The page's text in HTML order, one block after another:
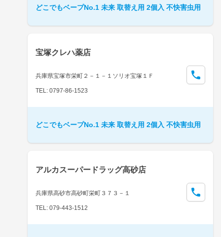
どこでもベープNo.1 未来 取替え用 2個入 不快害虫用
宝塚クレハ薬店
兵庫県宝塚市栄町２－１－１ソリオ宝塚１Ｆ
TEL: 0797-86-1523
どこでもベープNo.1 未来 取替え用 2個入 不快害虫用
アルカスーパードラッグ高砂店
兵庫県高砂市高砂町栄町３７３－１
TEL: 079-443-1512